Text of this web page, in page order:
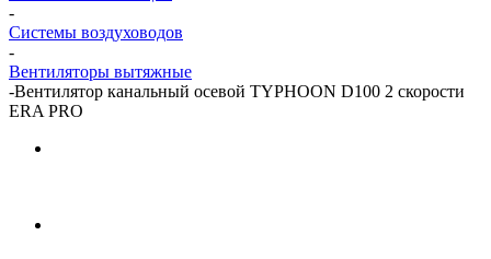
-
Системы воздуховодов
-
Вентиляторы вытяжные
-Вентилятор канальный осевой TYPHOON D100 2 скорости
ERA PRO